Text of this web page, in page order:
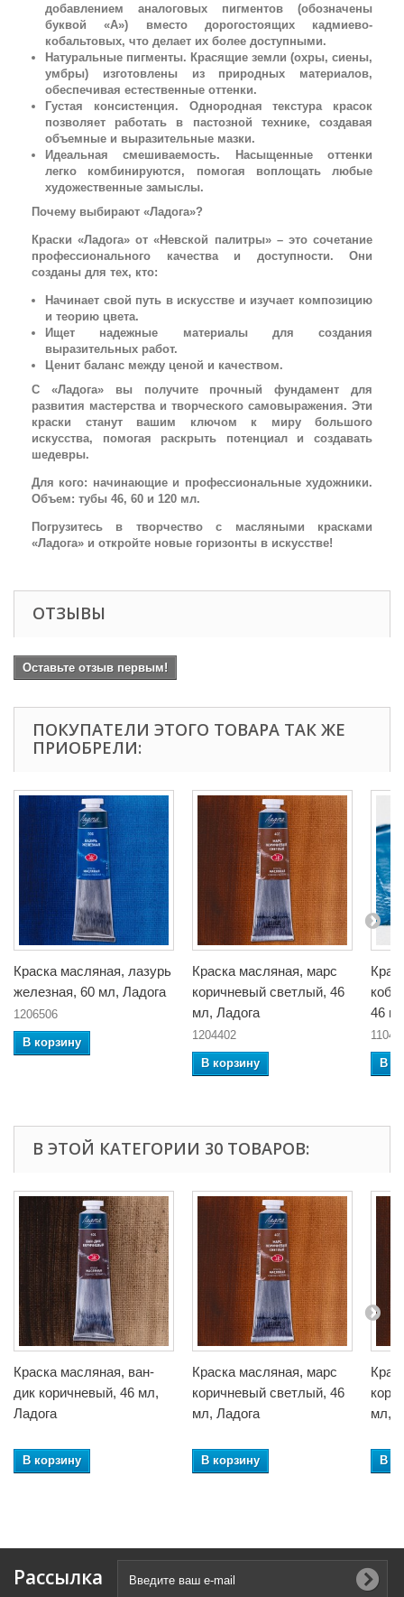
добавлением аналоговых пигментов (обозначены
буквой «А») вместо дорогостоящих кадмиево-
кобальтовых, что делает их более доступными.
Натуральные пигменты. Красящие земли (охры, сиены,
умбры) изготовлены из природных материалов,
обеспечивая естественные оттенки.
Густая консистенция. Однородная текстура красок
позволяет работать в пастозной технике, создавая
объемные и выразительные мазки.
Идеальная смешиваемость. Насыщенные оттенки
легко комбинируются, помогая воплощать любые
художественные замыслы.
Почему выбирают «Ладога»?
Краски «Ладога» от «Невской палитры» – это сочетание
профессионального качества и доступности. Они
созданы для тех, кто:
Начинает свой путь в искусстве и изучает композицию
и теорию цвета.
Ищет надежные материалы для создания
выразительных работ.
Ценит баланс между ценой и качеством.
С «Ладога» вы получите прочный фундамент для
развития мастерства и творческого самовыражения. Эти
краски станут вашим ключом к миру большого
искусства, помогая раскрыть потенциал и создавать
шедевры.
Для кого: начинающие и профессиональные художники.
Объем: тубы 46, 60 и 120 мл.
Погрузитесь в творчество с масляными красками
«Ладога» и откройте новые горизонты в искусстве!
ОТЗЫВЫ
Оставьте отзыв первым!
ПОКУПАТЕЛИ ЭТОГО ТОВАРА ТАК ЖЕ
ПРИОБРЕЛИ:
Краска масляная, лазурь
железная, 60 мл, Ладога
1206506
В корзину
Краска масляная, марс
коричневый светлый, 46
мл, Ладога
1204402
В корзину
46
В
В ЭТОЙ КАТЕГОРИИ 30 ТОВАРОВ:
Краска масляная, ван-
дик коричневый, 46 мл,
Ладога
В корзину
Краска масляная, марс
коричневый светлый, 46
мл, Ладога
В корзину
мл,
В
Рассылка